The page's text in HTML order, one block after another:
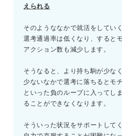
えられる
そのようななかで就活をしてい
選考通過率は低くなり、すると
アクション数も減少します。
そうなると、より持ち駒が少な
少ないなかで選考に落ちるとモ
といった負のループに入ってし
ることができなくなります。
そういった状況をサポートして